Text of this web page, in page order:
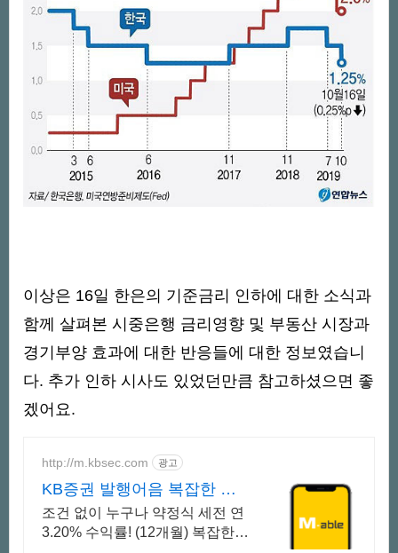
이상은 16일 한은의 기준금리 인하에 대한 소식과
함께 살펴본 시중은행 금리영향 및 부동산 시장과
경기부양 효과에 대한 반응들에 대한 정보였습니
다. 추가 인하 시사도 있었던만큼 참고하셨으면 좋
겠어요.
http://m.kbsec.com 광고
KB증권 발행어음 복잡한 조
건없이 누구나
조건 없이 누구나 약정식 세전 연
3.20% 수익률! (12개월) 복잡한